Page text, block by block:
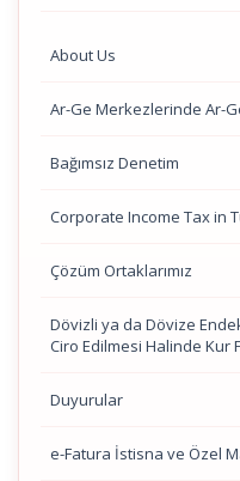
About Us
Ar-Ge Merkezlerinde Ar-
Bağımsız Denetim
Corporate Income Tax in
Çözüm Ortaklarımız
Dövizli ya da Dövize
Ciro Edilmesi Halinde Kur
Duyurular
e-Fatura İstisna ve Özel